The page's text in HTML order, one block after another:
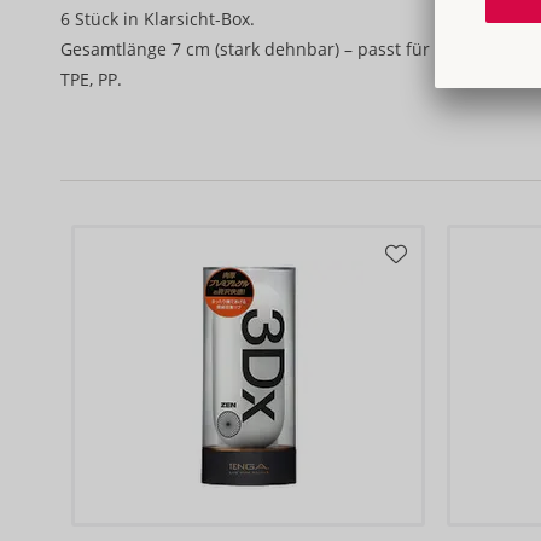
6 Stück in Klarsicht-Box.
Gesamtlänge 7 cm (stark dehnbar) – passt für alle
TPE, PP.